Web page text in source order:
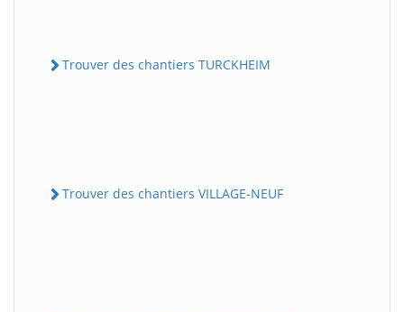
Trouver des chantiers TURCKHEIM
Trouver des chantiers VILLAGE-NEUF